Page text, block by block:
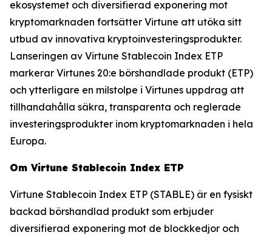
ekosystemet och diversifierad exponering mot
kryptomarknaden fortsätter Virtune att utöka sitt
utbud av innovativa kryptoinvesteringsprodukter.
Lanseringen av Virtune Stablecoin Index ETP
markerar Virtunes 20:e börshandlade produkt (ETP)
och ytterligare en milstolpe i Virtunes uppdrag att
tillhandahålla säkra, transparenta och reglerade
investeringsprodukter inom kryptomarknaden i hela
Europa.
Om Virtune Stablecoin Index ETP
Virtune Stablecoin Index ETP (STABLE) är en fysiskt
backad börshandlad produkt som erbjuder
diversifierad exponering mot de blockkedjor och